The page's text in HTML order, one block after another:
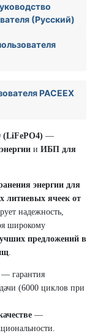
(Русский)
PACEEX
(LiFePO4) —
и ИБП для
энергии для
литиевых ячеек от
надежность,
широкому
предложений в
— гарантия
(6000 циклов при
—